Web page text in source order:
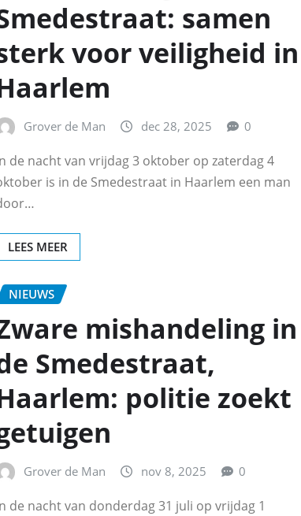
samen
voor veiligheid in
Grover de Man dec 28, 2025 0
de nacht van vrijdag 3 oktober op zaterdag 4
is in de Smedestraat in Haarlem een man
LEES MEER
NIEUWS
mishandeling in
Smedestraat,
politie zoekt
Grover de Man nov 8, 2025 0
de nacht van donderdag 31 juli op vrijdag 1